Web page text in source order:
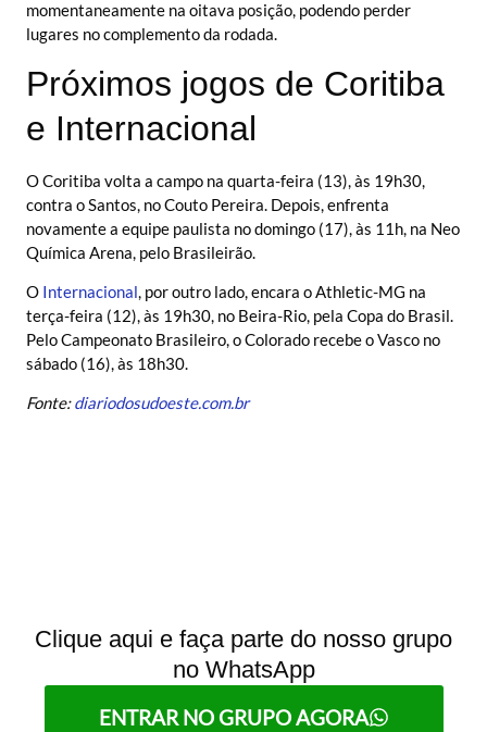
momentaneamente na oitava posição, podendo perder
lugares no complemento da rodada.
Próximos jogos de Coritiba
e Internacional
O Coritiba volta a campo na quarta-feira (13), às 19h30,
contra o Santos, no Couto Pereira. Depois, enfrenta
novamente a equipe paulista no domingo (17), às 11h, na Neo
Química Arena, pelo Brasileirão.
O Internacional, por outro lado, encara o Athletic-MG na
terça-feira (12), às 19h30, no Beira-Rio, pela Copa do Brasil.
Pelo Campeonato Brasileiro, o Colorado recebe o Vasco no
sábado (16), às 18h30.
Fonte:diariodosudoeste.com.br
Clique aqui e faça parte do nosso grupo
no WhatsApp
ENTRAR NO GRUPO AGORA